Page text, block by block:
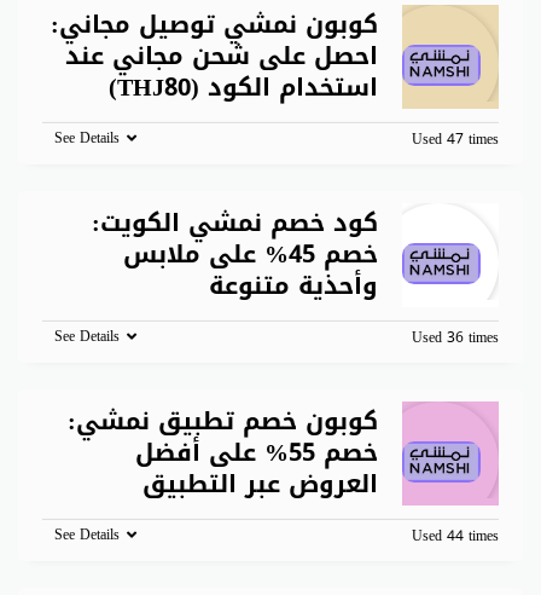
كوبون نمشي توصيل مجاني:
احصل على شحن مجاني عند
استخدام الكود (THJ80)
Used 47 times
See Details
كود خصم نمشي الكويت:
خصم 45% على ملابس
وأحذية متنوعة
Used 36 times
See Details
كوبون خصم تطبيق نمشي:
خصم 55% على أفضل
العروض عبر التطبيق
Used 44 times
See Details